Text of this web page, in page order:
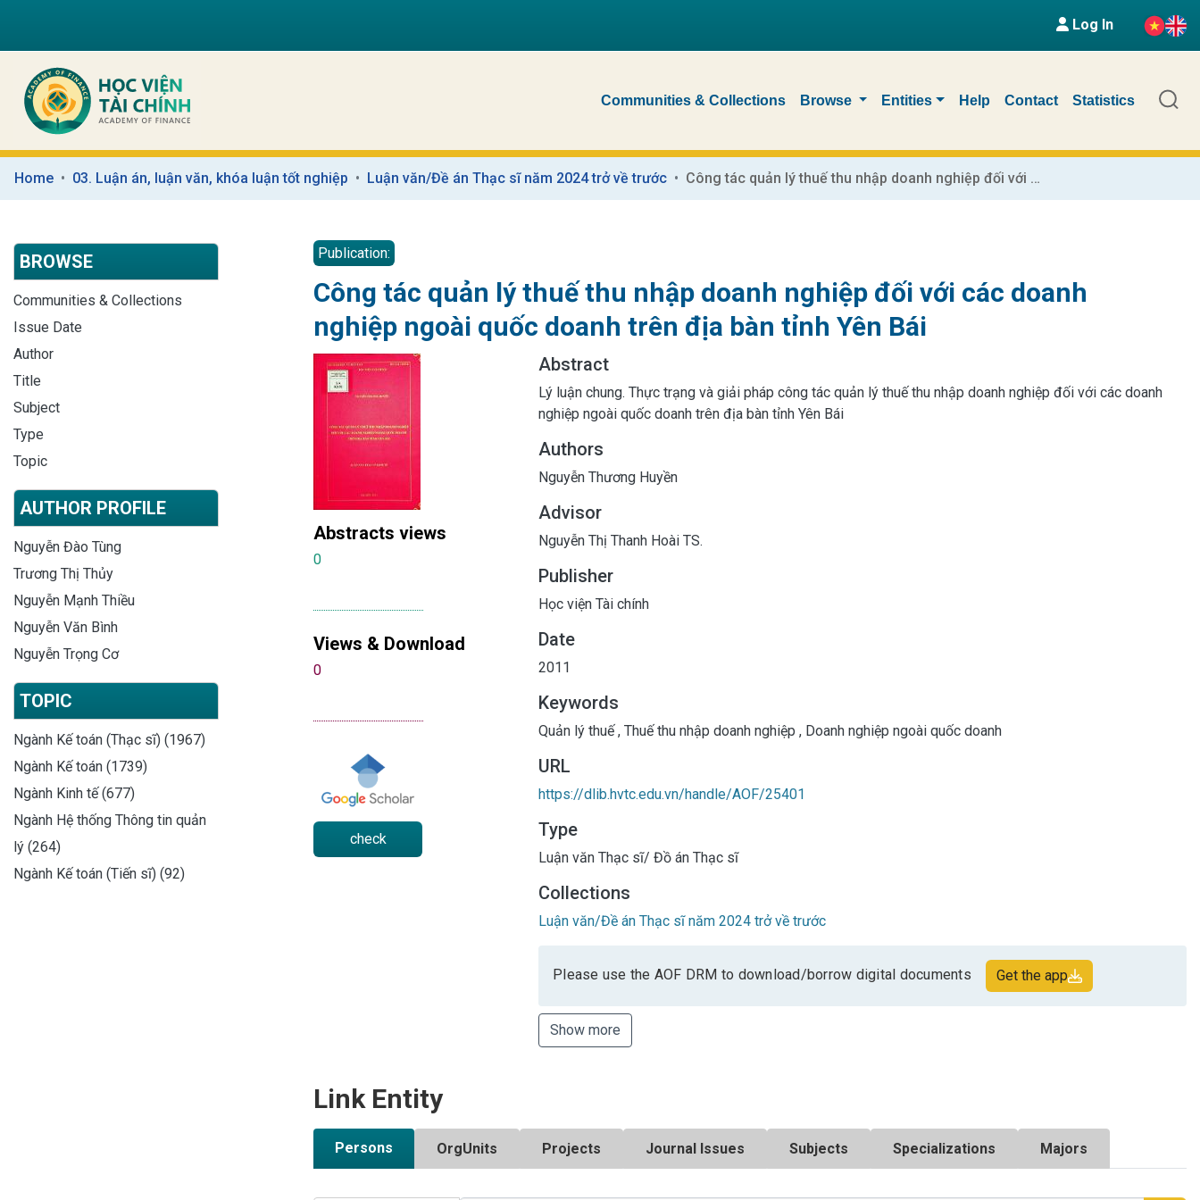
Log In
Communities & Collections Browse Entities Help Contact Statistics
Home 03. Luận án, luận văn, khóa luận tốt nghiệp Luận văn/Đề án Thạc sĩ năm 2024 trở về trước Công tác quản lý thuế thu nhập doanh nghiệp đối với các doanh nghiệp ngoài quốc doanh trên địa bàn tỉnh Yên Bái
BROWSE
Communities & Collections
Issue Date
Author
Title
Subject
Type
Topic
AUTHOR PROFILE
Nguyễn Đào Tùng
Trương Thị Thủy
Nguyễn Mạnh Thiều
Nguyễn Văn Bình
Nguyễn Trọng Cơ
TOPIC
Ngành Kế toán (Thạc sĩ) (1967)
Ngành Kế toán (1739)
Ngành Kinh tế (677)
Ngành Hệ thống Thông tin quản
lý (264)
Ngành Kế toán (Tiến sĩ) (92)
Publication:
Công tác quản lý thuế thu nhập doanh nghiệp đối với các doanh
nghiệp ngoài quốc doanh trên địa bàn tỉnh Yên Bái
Abstracts views
0
Views & Download
0
check
Abstract
Lý luận chung. Thực trạng và giải pháp công tác quản lý thuế thu nhập doanh nghiệp đối với các doanh
nghiệp ngoài quốc doanh trên địa bàn tỉnh Yên Bái
Authors
Nguyễn Thương Huyền
Advisor
Nguyễn Thị Thanh Hoài TS.
Publisher
Học viện Tài chính
Date
2011
Keywords
Quản lý thuế, Thuế thu nhập doanh nghiệp , Doanh nghiệp ngoài quốc doanh
URL
https://dlib.hvtc.edu.vn/handle/AOF/25401
Type
Luận văn Thạc sĩ/ Đồ án Thạc sĩ
Collections
Luận văn/Đề án Thạc sĩ năm 2024 trở về trước
Please use the AOF DRM to download/borrow digital documents Get the app
Show more
Link Entity
Persons OrgUnits Projects Journal Issues Subjects Specializations Majors